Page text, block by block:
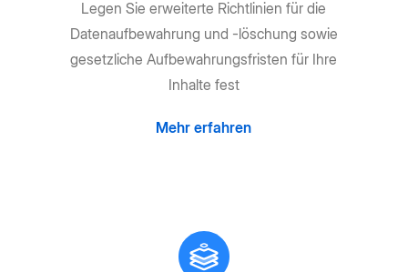
Legen Sie erweiterte Richtlinien für die
Datenaufbewahrung und -löschung sowie
gesetzliche Aufbewahrungsfristen für Ihre
Inhalte fest
Mehr erfahren